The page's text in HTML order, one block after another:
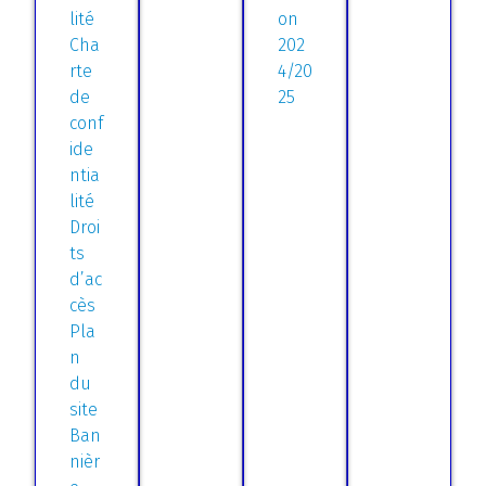
lité
Cha
rte
de
conf
ide
ntia
lité
Droi
ts
d’ac
cès
Pla
n
du
site
Ban
nièr
on
202
4/20
25